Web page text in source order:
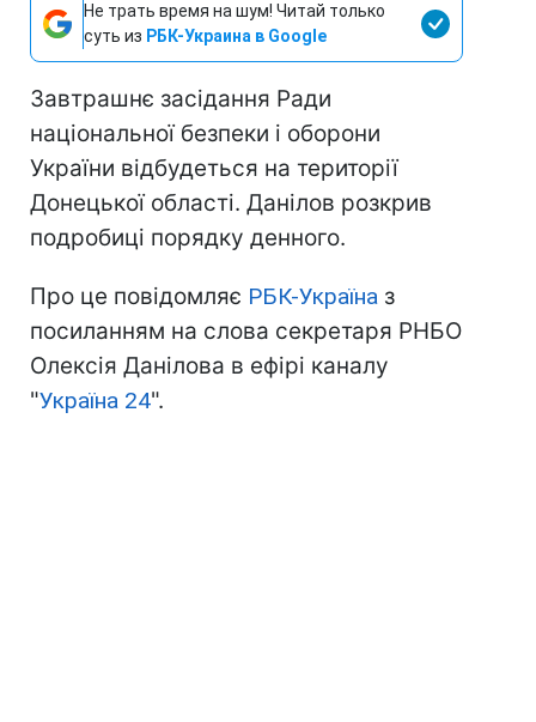
Не трать время на шум! Читай только
суть из РБК-Украина в Google
Завтрашнє засідання Ради
національної безпеки і оборони
України відбудеться на території
Донецької області. Данілов розкрив
подробиці порядку денного.
Про це повідомляє РБК-Україна з
посиланням на слова секретаря РНБО
Олексія Данілова в ефірі каналу
"Україна 24".